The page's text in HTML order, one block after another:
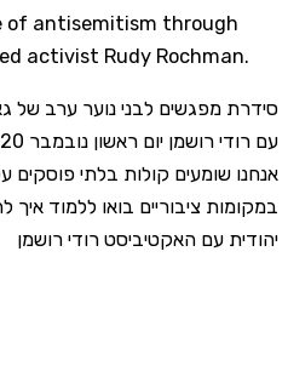
of antisemitism through
activist Rudy Rochman.
אנחנו שומעים קולות בלתי פוסקים
במקומות ציבוריים בואו ללמוד איך
יהודית עם האקטיביסט רודי רושמן